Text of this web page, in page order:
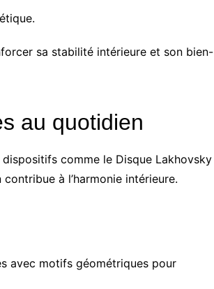
sa stabilité intérieure et son bien-
au quotidien
comme le Disque Lakhovsky
à l’harmonie intérieure.
avec motifs géométriques pour